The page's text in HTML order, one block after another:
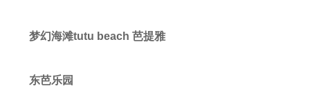
梦幻海滩tutu beach 芭提雅
东芭乐园